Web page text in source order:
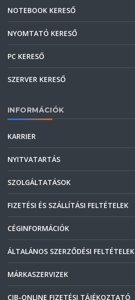
NOTEBOOK KERESŐ
NYOMTATÓ KERESŐ
PC KERESŐ
SZERVER KERESŐ
INFORMÁCIÓK
KARRIER
NYITVATARTÁS
SZOLGÁLTATÁSOK
FIZETÉSI ÉS SZÁLLÍTÁSI FELTÉTELEK
CÉGINFORMÁCIÓK
ÁLTALÁNOS SZERZŐDÉSI FELTÉTELEK
MÁRKASZERVIZEK
CIB-ONLINE FIZETÉSI TÁJÉKOZTATÓ